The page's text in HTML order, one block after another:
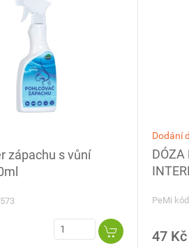
zápachu s vůní
Dodání
DÓZA
PeMi
47 Kč